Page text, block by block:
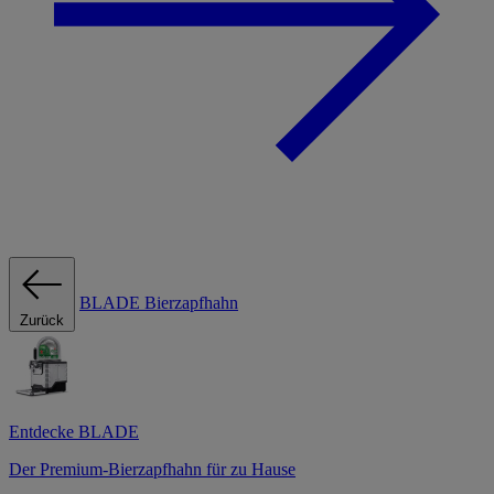
Zurück
BLADE Bierzapfhahn
Entdecke BLADE
Der Premium-Bierzapfhahn für zu Hause